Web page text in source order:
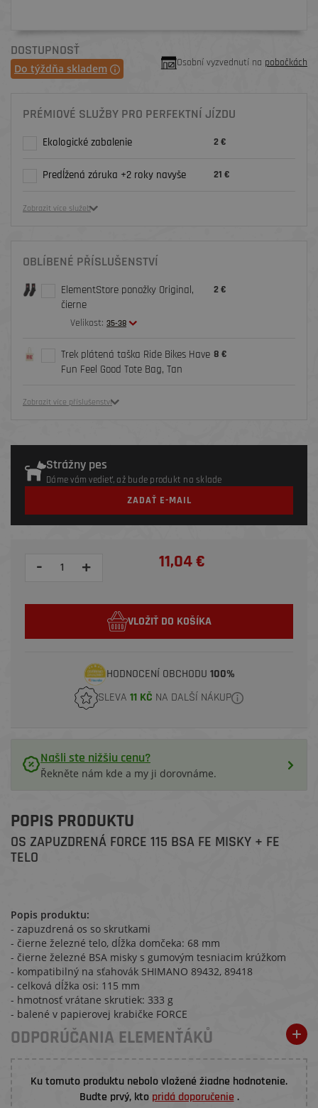
DOSTUPNOSŤ
Do týždňa skladem Osobní vyzvednutí na pobočkách
PRÉMIOVÉ SLUŽBY PRO PERFEKTNÍ JÍZDU
Ekologické zabalenie 2 €
Predĺžená záruka +2 roky navyše 21 €
Zobrazit více služeb
OBLÍBENÉ PŘÍSLUŠENSTVÍ
ElementStore ponožky Original,
čierne
Velikost: 35-38
2 €
Trek plátená taška Ride Bikes Have
Fun Feel Good Tote Bag, Tan
8 €
Zobrazit více příslušenství
Strážny pes
Dáme vám vedieť, až bude produkt na sklade
ZADAŤ E-MAIL
- + 11,04 €
VLOŽIŤ DO KOŠÍKA
HODNOCENÍ OBCHODU 100%
SLEVA 11 KČ NA DALŠÍ NÁKUP
Našli ste nižšiu cenu?
Řekněte nám kde a my ji dorovnáme.
POPIS PRODUKTU
OS ZAPUZDRENÁ FORCE 115 BSA FE MISKY + FE
TELO
Popis produktu:
- zapuzdrená os so skrutkami
- čierne železné telo, dĺžka domčeka: 68 mm
- čierne železné BSA misky s gumovým tesniacim krúžkom
- kompatibilný na sťahovák SHIMANO 89432, 89418
- celková dĺžka osi: 115 mm
- hmotnosť vrátane skrutiek: 333 g
- balené v papierovej krabičke FORCE
ODPORÚČANIA ELEMENŤÁKŮ
Ku tomuto produktu nebolo vložené žiadne hodnotenie.
Budte prvý, kto pridá doporučenie .